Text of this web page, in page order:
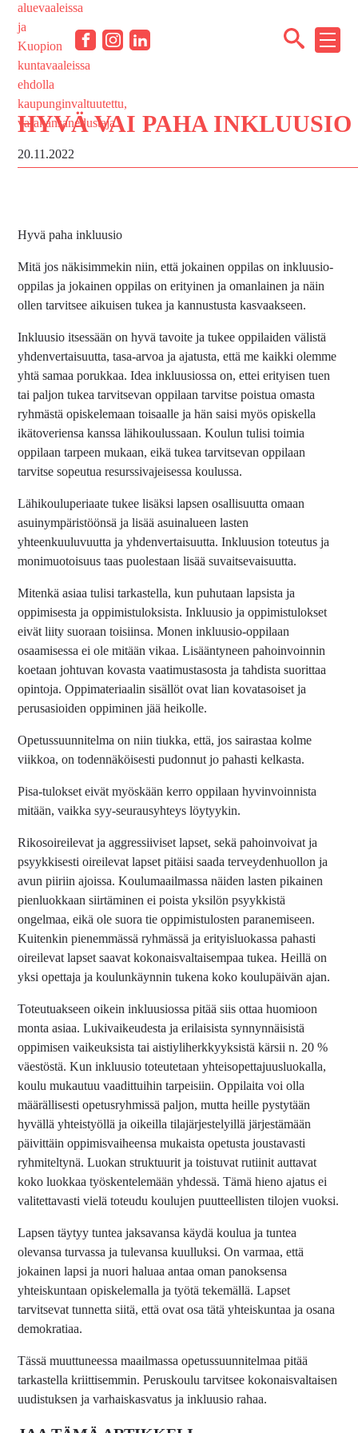
Siirry
sisältöön
HYVÄ VAI PAHA INKLUUSIO
20.11.2022
Hyvä paha inkluusio
Mitä jos näkisimmekin niin, että jokainen oppilas on inkluusio-
oppilas ja jokainen oppilas on erityinen ja omanlainen ja näin
ollen tarvitsee aikuisen tukea ja kannustusta kasvaakseen.
Inkluusio itsessään on hyvä tavoite ja tukee oppilaiden välistä
yhdenvertaisuutta, tasa-arvoa ja ajatusta, että me kaikki olemme
yhtä samaa porukkaa. Idea inkluusiossa on, ettei erityisen tuen
tai paljon tukea tarvitsevan oppilaan tarvitse poistua omasta
ryhmästä opiskelemaan toisaalle ja hän saisi myös opiskella
ikätoveriensa kanssa lähikoulussaan. Koulun tulisi toimia
oppilaan tarpeen mukaan, eikä tukea tarvitsevan oppilaan
tarvitse sopeutua resurssivajeisessa koulussa.
Lähikouluperiaate tukee lisäksi lapsen osallisuutta omaan
asuinympäristöönsä ja lisää asuinalueen lasten
yhteenkuuluvuutta ja yhdenvertaisuutta. Inkluusion toteutus ja
monimuotoisuus taas puolestaan lisää suvaitsevaisuutta.
Mitenkä asiaa tulisi tarkastella, kun puhutaan lapsista ja
oppimisesta ja oppimistuloksista. Inkluusio ja oppimistulokset
eivät liity suoraan toisiinsa. Monen inkluusio-oppilaan
osaamisessa ei ole mitään vikaa. Lisääntyneen pahoinvoinnin
koetaan johtuvan kovasta vaatimustasosta ja tahdista suorittaa
opintoja. Oppimateriaalin sisällöt ovat lian kovatasoiset ja
perusasioiden oppiminen jää heikolle.
Opetussuunnitelma on niin tiukka, että, jos sairastaa kolme
viikkoa, on todennäköisesti pudonnut jo pahasti kelkasta.
Pisa-tulokset eivät myöskään kerro oppilaan hyvinvoinnista
mitään, vaikka syy-seurausyhteys löytyykin.
Rikosoireilevat ja aggressiiviset lapset, sekä pahoinvoivat ja
psyykkisesti oireilevat lapset pitäisi saada terveydenhuollon ja
avun piiriin ajoissa. Koulumaailmassa näiden lasten pikainen
pienluokkaan siirtäminen ei poista yksilön psyykkistä
ongelmaa, eikä ole suora tie oppimistulosten paranemiseen.
Kuitenkin pienemmässä ryhmässä ja erityisluokassa pahasti
oireilevat lapset saavat kokonaisvaltaisempaa tukea. Heillä on
yksi opettaja ja koulunkäynnin tukena koko koulupäivän ajan.
Toteutuakseen oikein inkluusiossa pitää siis ottaa huomioon
monta asiaa. Lukivaikeudesta ja erilaisista synnynnäisistä
oppimisen vaikeuksista tai aistiyliherkkyyksistä kärsii n. 20 %
väestöstä. Kun inkluusio toteutetaan yhteisopettajuusluokalla,
koulu mukautuu vaadittuihin tarpeisiin. Oppilaita voi olla
määrällisesti opetusryhmissä paljon, mutta heille pystytään
hyvällä yhteistyöllä ja oikeilla tilajärjestelyillä järjestämään
päivittäin oppimisvaiheensa mukaista opetusta joustavasti
ryhmiteltynä. Luokan struktuurit ja toistuvat rutiinit auttavat
koko luokkaa työskentelemään yhdessä. Tämä hieno ajatus ei
valitettavasti vielä toteudu koulujen puutteellisten tilojen vuoksi.
Lapsen täytyy tuntea jaksavansa käydä koulua ja tuntea
olevansa turvassa ja tulevansa kuulluksi. On varmaa, että
jokainen lapsi ja nuori haluaa antaa oman panoksensa
yhteiskuntaan opiskelemalla ja työtä tekemällä. Lapset
tarvitsevat tunnetta siitä, että ovat osa tätä yhteiskuntaa ja osana
demokratiaa.
Tässä muuttuneessa maailmassa opetussuunnitelmaa pitää
tarkastella kriittisemmin. Peruskoulu tarvitsee kokonaisvaltaisen
uudistuksen ja varhaiskasvatus ja inkluusio rahaa.